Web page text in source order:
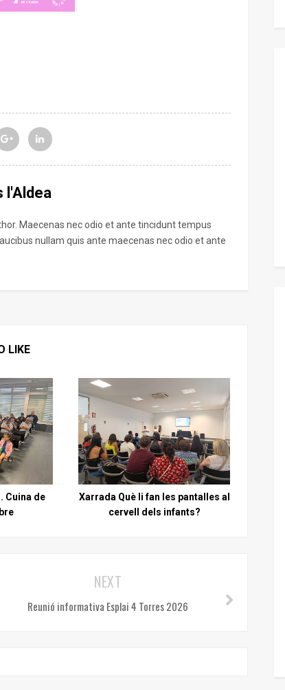
l'Aldea
Maecenas nec odio et ante tincidunt tempus
nullam quis ante maecenas nec odio et ante
LIKE
Cuina de
Xarrada Què li fan les pantalles al
cervell dels infants?
NEXT
Reunió informativa Esplai 4 Torres 2026